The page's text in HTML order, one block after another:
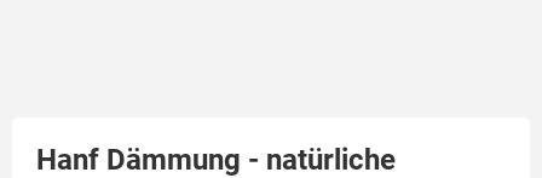
Hanf Dämmung - natürliche